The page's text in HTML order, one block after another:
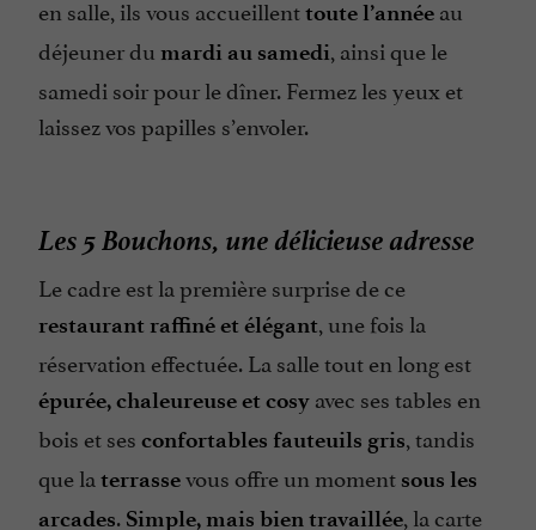
en salle, ils vous accueillenttoute l’année au
déjeuner du mardi au samedi, ainsi que le
samedi soir pour le dîner. Fermez les yeux et
laissez vos papilles s’envoler.
Les 5 Bouchons, une délicieuse adresse
Le cadre est la première surprise de ce
restaurant raffiné et élégant, une fois la
réservation effectuée. La salle tout en long est
épurée, chaleureuse et cosy avec ses tables en
bois et ses confortables fauteuils gris, tandis
que la terrassevous offre un moment sous les
arcades. Simple, mais bien travaillée, la carte